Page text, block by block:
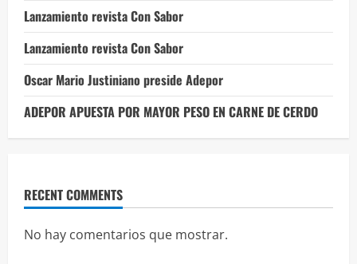
Lanzamiento revista Con Sabor
Lanzamiento revista Con Sabor
Oscar Mario Justiniano preside Adepor
ADEPOR APUESTA POR MAYOR PESO EN CARNE DE CERDO
RECENT COMMENTS
No hay comentarios que mostrar.